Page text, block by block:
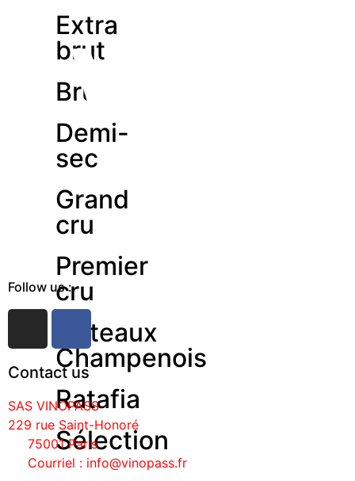
Extra
brut
Brut
Demi-
sec
Grand
cru
Premier
cru
Coteaux
Champenois
Ratafia
Sélection
Follow us :
Contact us
SAS VINOPASS
229 rue Saint-Honoré
75001 Paris
Courriel : info@vinopass.fr